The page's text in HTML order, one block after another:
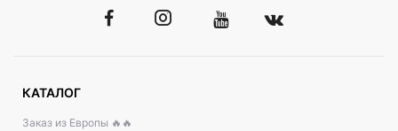
КАТАЛОГ
Заказ из Европы 🔥🔥